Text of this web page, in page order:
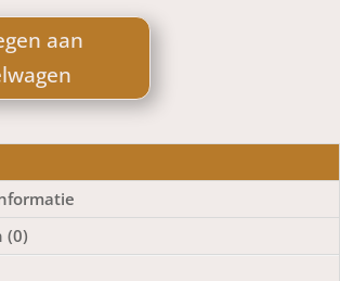
aan
(0)